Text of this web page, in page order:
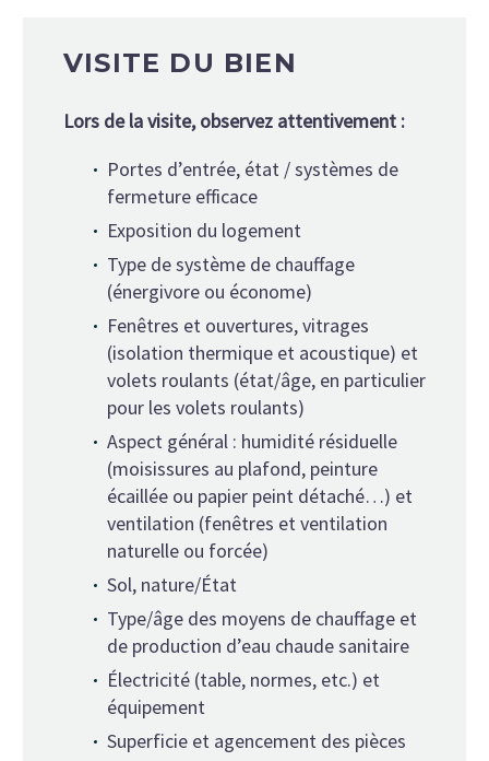
VISITE DU BIEN
Lors de la visite, observez attentivement :
Portes d’entrée, état / systèmes de
fermeture efficace
Exposition du logement
Type de système de chauffage
(énergivore ou économe)
Fenêtres et ouvertures, vitrages
(isolation thermique et acoustique) et
volets roulants (état/âge, en particulier
pour les volets roulants)
Aspect général : humidité résiduelle
(moisissures au plafond, peinture
écaillée ou papier peint détaché…) et
ventilation (fenêtres et ventilation
naturelle ou forcée)
Sol, nature/État
Type/âge des moyens de chauffage et
de production d’eau chaude sanitaire
Électricité (table, normes, etc.) et
équipement
Superficie et agencement des pièces